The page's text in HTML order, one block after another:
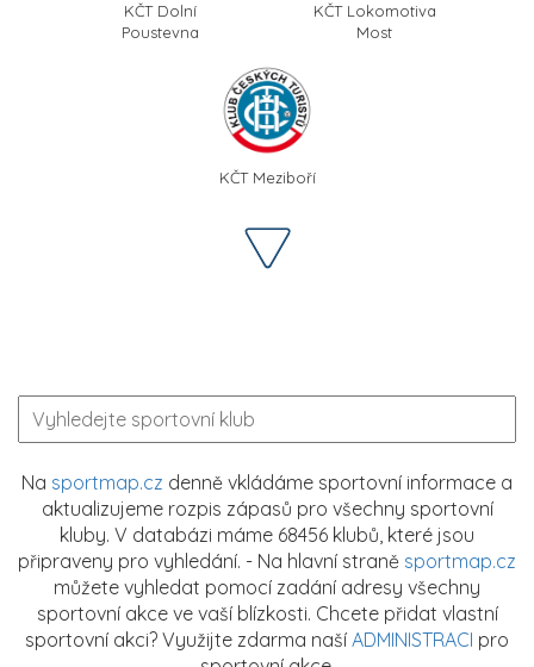
KČT Dolní
Poustevna
KČT Lokomotiva
Most
KČT Meziboří
Na sportmap.cz denně vkládáme sportovní informace a
aktualizujeme rozpis zápasů pro všechny sportovní
kluby. V databázi máme 68456 klubů, které jsou
připraveny pro vyhledání. - Na hlavní straně sportmap.cz
můžete vyhledat pomocí zadání adresy všechny
sportovní akce ve vaší blízkosti. Chcete přidat vlastní
sportovní akci? Využijte zdarma naší ADMINISTRACI pro